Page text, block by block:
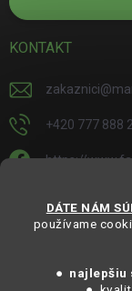
DÁTE NÁM
používame
● najlepšiu
KONTAKT
zakaznici@
+420 777 888
https://
https://